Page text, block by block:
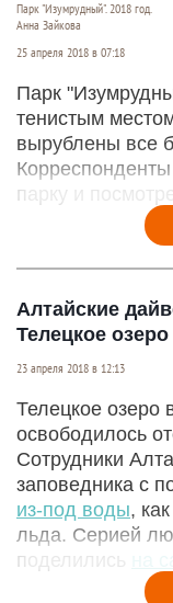
Парк "Изумрудный". 2018 год.
Анна Зайкова
25 апреля 2018 в 07:18
Парк
тенистым
вырублены все
Корреспонденты
парку и
Алтайские
Телецкое
23 апреля 2018 в 12:13
Телецкое озеро
освободилось
Сотрудники
заповедника с
из-под воды,
льда. Серией
поделились
на